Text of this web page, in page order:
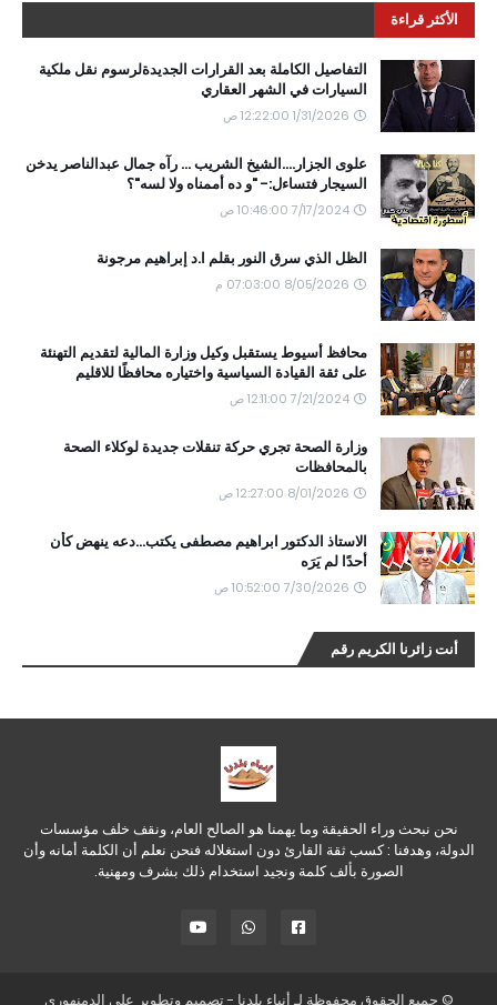
الأكثر قراءة
التفاصيل الكاملة بعد القرارات الجديدةلرسوم نقل ملكية
السيارات في الشهر العقاري
1/31/2026 12:22:00 ص
علوى الجزار....الشيخ الشريب ... رآه جمال عبدالناصر يدخن
السيجار فتساءل:- "و ده أممناه ولا لسه"؟
7/17/2024 10:46:00 ص
الظل الذي سرق النور بقلم ا.د إبراهيم مرجونة
8/05/2026 07:03:00 م
محافظ أسيوط يستقبل وكيل وزارة المالية لتقديم التهنئة
على ثقة القيادة السياسية واختياره محافظًا للاقليم
7/21/2024 12:11:00 ص
وزارة الصحة تجري حركة تنقلات جديدة لوكلاء الصحة
بالمحافظات
8/01/2026 12:27:00 ص
الاستاذ الدكتور ابراهيم مصطفى يكتب...دعه ينهض كأن
أحدًا لم يَرَه
7/30/2026 10:52:00 ص
أنت زائرنا الكريم رقم
نحن نبحث وراء الحقيقة وما يهمنا هو الصالح العام، ونقف خلف مؤسسات
الدولة، وهدفنا : كسب ثقة القارئ دون استغلاله فنحن نعلم أن الكلمة أمانه وأن
الصورة بألف كلمة ونجيد استخدام ذلك بشرف ومهنية.
© جميع الحقوق محفوظة لـ أنباء بلدنا - تصميم وتطوير علي الدمنهوري